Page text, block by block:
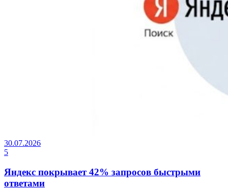
30.07.2026
5
Яндекс покрывает 42% запросов быстрыми
ответами